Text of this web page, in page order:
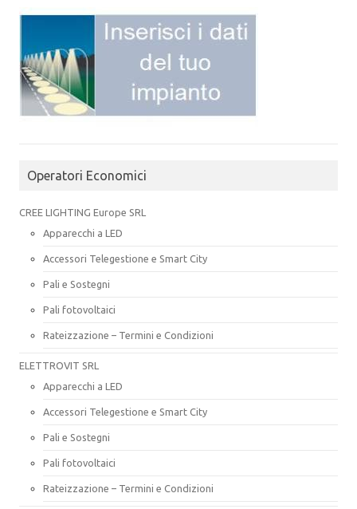
Operatori Economici
CREE LIGHTING Europe SRL
Apparecchi a LED
Accessori Telegestione e Smart City
Pali e Sostegni
Pali fotovoltaici
Rateizzazione – Termini e Condizioni
ELETTROVIT SRL
Apparecchi a LED
Accessori Telegestione e Smart City
Pali e Sostegni
Pali fotovoltaici
Rateizzazione – Termini e Condizioni